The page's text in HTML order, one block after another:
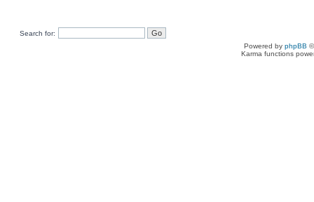
Search for:
Powered by phpBB
Karma functions